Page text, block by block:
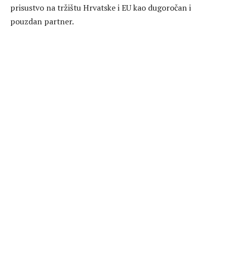
prisustvo na tržištu Hrvatske i EU kao dugoročan i
pouzdan partner.